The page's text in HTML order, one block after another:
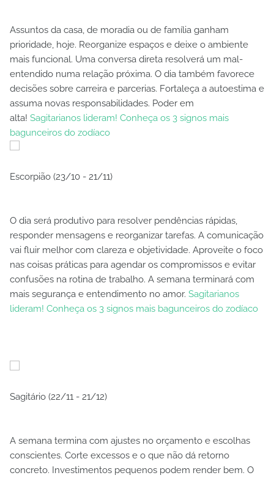
Assuntos da casa, de moradia ou de família ganham
prioridade, hoje. Reorganize espaços e deixe o ambiente
mais funcional. Uma conversa direta resolverá um mal-
entendido numa relação próxima. O dia também favorece
decisões sobre carreira e parcerias. Fortaleça a autoestima e
assuma novas responsabilidades. Poder em
alta! Sagitarianos lideram! Conheça os 3 signos mais
bagunceiros do zodíaco
Escorpião (23/10 - 21/11)
O dia será produtivo para resolver pendências rápidas,
responder mensagens e reorganizar tarefas. A comunicação
vai fluir melhor com clareza e objetividade. Aproveite o foco
nas coisas práticas para agendar os compromissos e evitar
confusões na rotina de trabalho. A semana terminará com
mais segurança e entendimento no amor. Sagitarianos
lideram! Conheça os 3 signos mais bagunceiros do zodíaco
Sagitário (22/11 - 21/12)
A semana termina com ajustes no orçamento e escolhas
conscientes. Corte excessos e o que não dá retorno
concreto. Investimentos pequenos podem render bem. O